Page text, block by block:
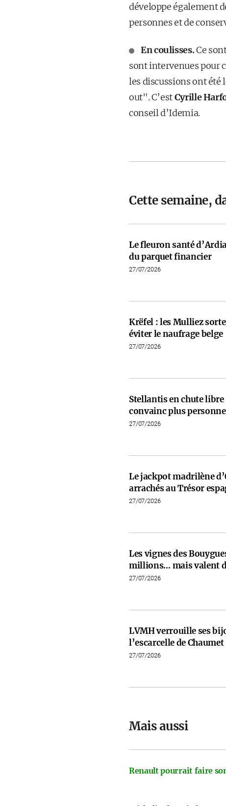
développe également
personnes et de
En coulisses.Ce
sont intervenues pour
les discussions ont été
out". C’estCyrille
conseil d’Idemia.
Cette semaine,
Le fleuron santé
du parquet financier
27/07/2026
Krëfel : les Mulliez
éviter le naufrage belge
27/07/2026
Stellantis en chute
convainc plus personne
27/07/2026
Le jackpot madrilène
arrachés au Trésor
27/07/2026
Les vignes des
millions… mais valent
27/07/2026
LVMH verrouille ses
l’escarcelle de Chaumet
27/07/2026
Mais aussi
Renault pourrait faire